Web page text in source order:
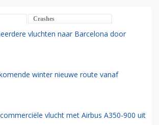
Crashes
vluchten naar Barcelona door
winter nieuwe route vanaf
vlucht met Airbus A350-900 uit